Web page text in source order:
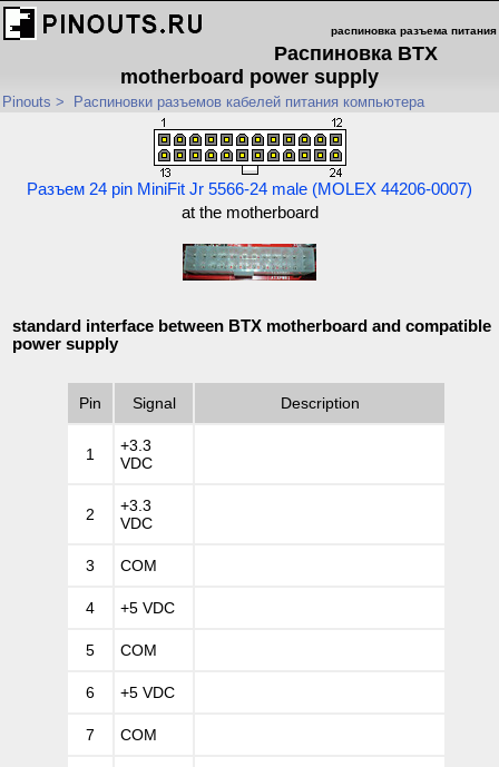
распиновка разъема питания
Распиновка BTX
motherboard power supply
Pinouts > Распиновки разъемов кабелей питания компьютера
Разъем 24 pin MiniFit Jr 5566-24 male (MOLEX 44206-0007)
at the motherboard
standard interface between BTX motherboard and compatible
power supply
Pin Signal Description
1
+3.3
VDC
2
+3.3
VDC
3 COM
4 +5 VDC
5 COM
6 +5 VDC
7 COM